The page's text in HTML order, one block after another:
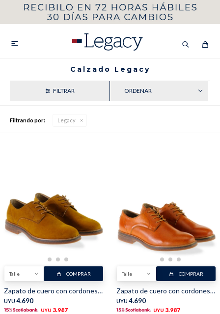

Calzado Legacy
Filtrando por: Legacy
Talle COMPRAR
Zapato de cuero con cordones - Camel
UYU 4.690
UYU 3.987
Talle COMPRAR
Zapato de cuero con cordones - Marron
UYU 4.690
UYU 3.987
MI CUENTA
VER COLECCIÓN DE HOMBRE
Remeras